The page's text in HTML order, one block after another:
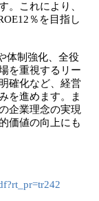
。これにより、
％を目指し
体制強化、全役
を重視するリー
確化など、経営
を進めます。ま
企業理念の実現
価値の向上にも